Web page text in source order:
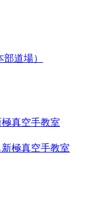
道場）
真空手教室
極真空手教室